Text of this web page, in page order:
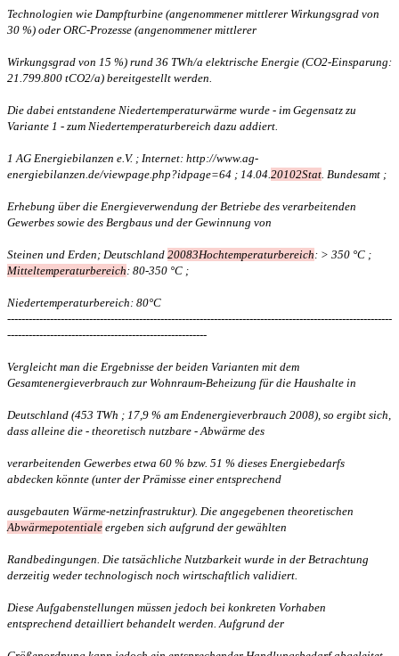
Technologien wie Dampfturbine (angenommener mittlerer Wirkungsgrad von
30 %) oder ORC-Prozesse (angenommener mittlerer
Wirkungsgrad von 15 %) rund 36 TWh/a elektrische Energie (CO2-Einsparung:
21.799.800 tCO2/a) bereitgestellt werden.
Die dabei entstandene Niedertemperaturwärme wurde - im Gegensatz zu
Variante 1 - zum Niedertemperaturbereich dazu addiert.
1 AG Energiebilanzen e.V. ; Internet: http://www.ag-
energiebilanzen.de/viewpage.php?idpage=64 ; 14.04. 20102Stat . Bundesamt ;
Erhebung über die Energieverwendung der Betriebe des verarbeitenden
Gewerbes sowie des Bergbaus und der Gewinnung von
Steinen und Erden; Deutschland 20083Hochtemperaturbereich : > 350 °C ;
Mitteltemperaturbereich : 80-350 °C ;
Niedertemperaturbereich: 80°C
------------------------------------------------------------------------------------------------------------
--------------------------------------------------------
Vergleicht man die Ergebnisse der beiden Varianten mit dem
Gesamtenergieverbrauch zur Wohnraum-Beheizung für die Haushalte in
Deutschland (453 TWh ; 17,9 % am Endenergieverbrauch 2008), so ergibt sich,
dass alleine die - theoretisch nutzbare - Abwärme des
verarbeitenden Gewerbes etwa 60 % bzw. 51 % dieses Energiebedarfs
abdecken könnte (unter der Prämisse einer entsprechend
ausgebauten Wärme-netzinfrastruktur). Die angegebenen theoretischen
Abwärmepotentiale ergeben sich aufgrund der gewählten
Randbedingungen. Die tatsächliche Nutzbarkeit wurde in der Betrachtung
derzeitig weder technologisch noch wirtschaftlich validiert.
Diese Aufgabenstellungen müssen jedoch bei konkreten Vorhaben
entsprechend detailliert behandelt werden. Aufgrund der